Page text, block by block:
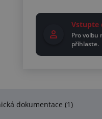
Vstupte
Pro volbu
přihlaste.
dokumentace (1)